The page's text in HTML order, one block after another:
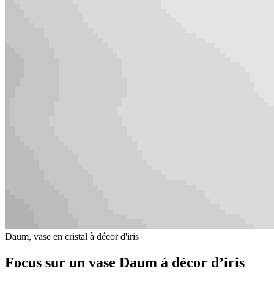
Daum, vase en cristal à décor d'iris
Focus sur un vase Daum à décor d’iris